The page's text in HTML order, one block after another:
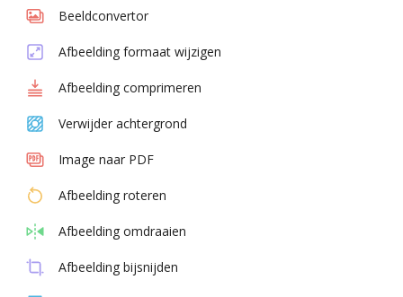
Beeldconvertor
Afbeelding formaat wijzigen
Afbeelding comprimeren
Verwijder achtergrond
Image naar PDF
Afbeelding roteren
Afbeelding omdraaien
Afbeelding bijsnijden